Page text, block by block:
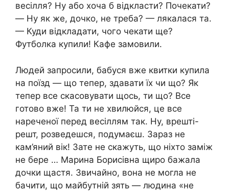
весілля? Ну або хоча б відкласти? Почекати?
— Ну як же, дочко, не треба? — лякалася та.
— Куди відкладати, чого чекати ще?
Футболка купили! Кафе замовили.
Людей запросили, бабуся вже квитки купила
на поїзд — що тепер, здавати їх чи що? Як
тепер все скасовувати щось, ти що? Все
готово вже! Та ти не хвилюйся, це все
нареченої перед весіллям так. Ну, врешті-
решт, розведешся, подумаєш. Зараз не
кам’яний вік! Зате не скажуть, що ніхто заміж
не бере … Марина Борисівна щиро бажала
дочки щастя. Звичайно, вона не могла не
бачити, що майбутній зять — людина «не